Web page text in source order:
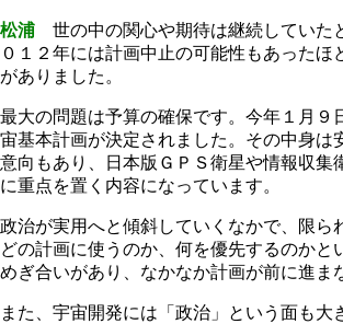
松浦 世の中の関心や期待は継続していた
０１２年には計画中止の可能性もあったほ
がありました。
最大の問題は予算の確保です。今年１月９
宙基本計画が決定されました。その中身は
意向もあり、日本版ＧＰＳ衛星や情報収集
に重点を置く内容になっています。
政治が実用へと傾斜していくなかで、限ら
どの計画に使うのか、何を優先するのかと
めぎ合いがあり、なかなか計画が前に進ま
また、宇宙開発には「政治」という面も大